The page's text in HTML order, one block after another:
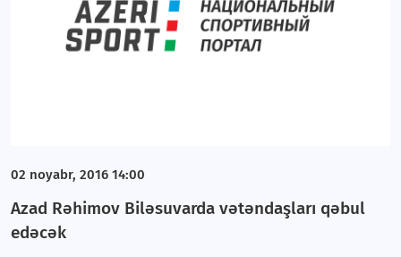
02 noyabr, 2016 14:00
Azad Rəhimov Biləsuvarda vətəndaşları qəbul
edəcək